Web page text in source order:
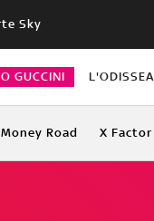
Sky
GUCCINI L'ODISSEA
Money Road X Factor